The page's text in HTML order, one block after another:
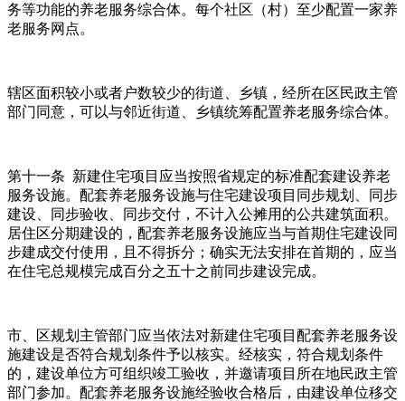
务等功能的养老服务综合体。每个社区（村）至少配置一家养
老服务网点。
辖区面积较小或者户数较少的街道、乡镇，经所在区民政主管
部门同意，可以与邻近街道、乡镇统筹配置养老服务综合体。
第十一条 新建住宅项目应当按照省规定的标准配套建设养老
服务设施。配套养老服务设施与住宅建设项目同步规划、同步
建设、同步验收、同步交付，不计入公摊用的公共建筑面积。
居住区分期建设的，配套养老服务设施应当与首期住宅建设同
步建成交付使用，且不得拆分；确实无法安排在首期的，应当
在住宅总规模完成百分之五十之前同步建设完成。
市、区规划主管部门应当依法对新建住宅项目配套养老服务设
施建设是否符合规划条件予以核实。经核实，符合规划条件
的，建设单位方可组织竣工验收，并邀请项目所在地民政主管
部门参加。配套养老服务设施经验收合格后，由建设单位移交